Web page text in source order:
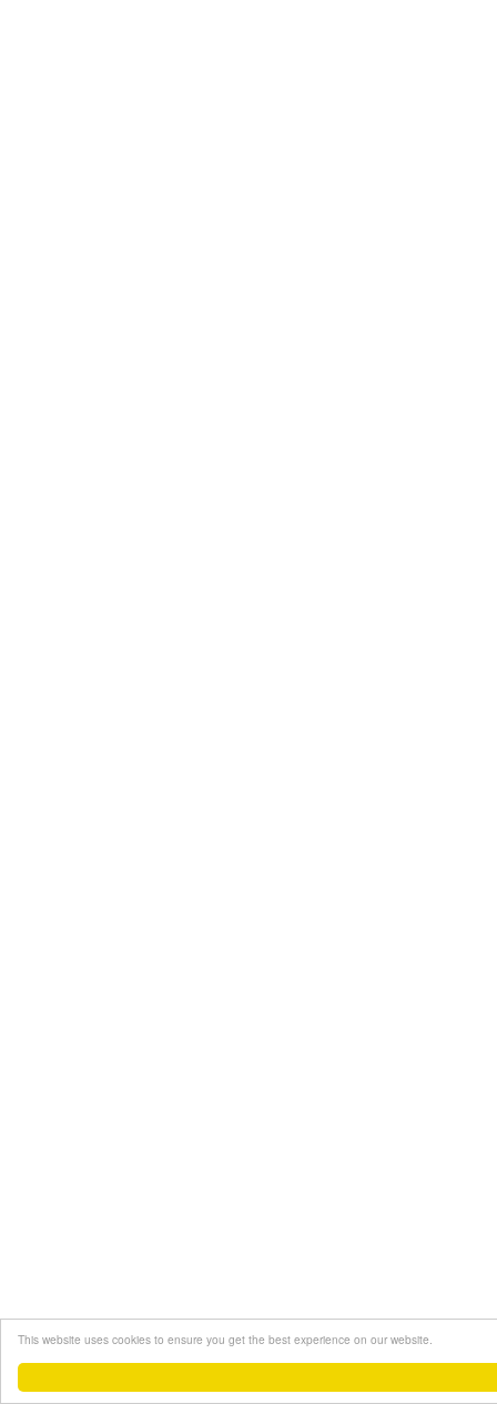
This website uses cookies to ensure you get the best experience on our website.